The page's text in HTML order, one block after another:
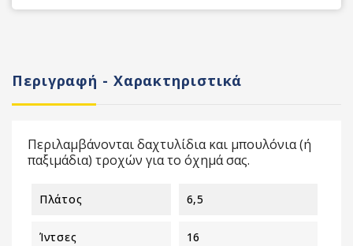
Περιγραφή - Χαρακτηριστικά
Περιλαμβάνονται δαχτυλίδια και μπουλόνια (ή
παξιμάδια) τροχών για το όχημά σας.
Πλάτος 6,5
Ίντσες 16